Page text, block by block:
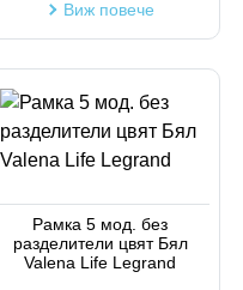
Виж повече
Рамка 5 мод. без
разделители цвят Бял
Valena Life Legrand